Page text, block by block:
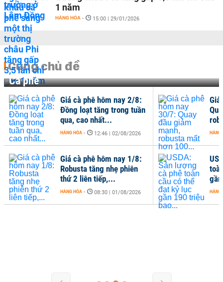
1 năm
HÀNG HÓA - 15:00 | 29/01/2026
Cùng chủ đề
Cà phê
HÀNG
Giá cà phê hôm nay 2/8:
Đồng loạt tăng trong tuần
qua, cao nhất...
HÀNG HÓA - 12:46 | 02/08/2026
Giá cà phê hôm nay 1/8:
Robusta tăng nhẹ phiên
thứ 2 liên tiếp,...
HÀNG HÓA - 08:30 | 01/08/2026
HÀNG